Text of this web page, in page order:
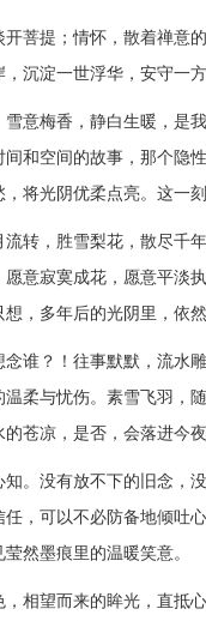
菩提；情怀，散着禅意
沉淀一世浮华，安守一
意梅香，静白生暖，是
和空间的故事，那个隐
将光阴优柔点亮。这一
转，胜雪梨花，散尽千
意寂寞成花，愿意平淡
，多年后的光阴里，依
谁？！往事默默，流水
柔与忧伤。素雪飞羽，
苍凉，是否，会落进今夜
。没有放不下的旧念，
，可以不必防备地倾吐
然墨痕里的温暖笑意。
相望而来的眸光，直抵